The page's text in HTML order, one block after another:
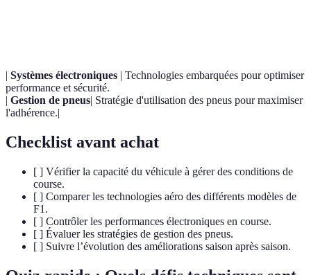
| Systèmes électroniques | Technologies embarquées pour optimiser
performance et sécurité.
| Gestion de pneus| Stratégie d'utilisation des pneus pour maximiser
l'adhérence.|
Checklist avant achat
[ ] Vérifier la capacité du véhicule à gérer des conditions de
course.
[ ] Comparer les technologies aéro des différents modèles de
F1.
[ ] Contrôler les performances électroniques en course.
[ ] Évaluer les stratégies de gestion des pneus.
[ ] Suivre l’évolution des améliorations saison après saison.